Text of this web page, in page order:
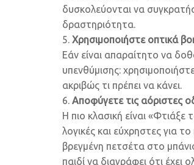
δυσκολεύονται να
δραστηριότητα.
Χρησιμοποιήστε οπτικά
Εάν είναι απαραίτητο να
υπενθύμισης:
ακριβώς τι πρέπει να κάνει.
Αποφύγετε τις αόριστες
Η πιο κλασική είναι «Φτιάξε
λογικές και εύχρηστες για
βρεγμένη πετσέτα στο
παιδί να διαγράφει ότι